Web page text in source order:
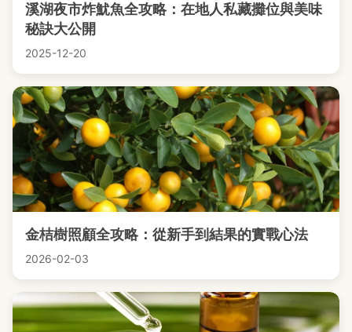
溪湖夜市炸魷魚全攻略：在地人私藏攤位與美味
秘訣大公開
2025-12-20
金桔樹照顧全攻略：從新手到結果的實戰心法
2026-02-03